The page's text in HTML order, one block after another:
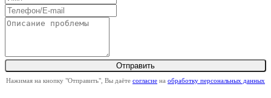
Нажимая на кнопку "Отправить", Вы даёте согласие на обработку персональных данных